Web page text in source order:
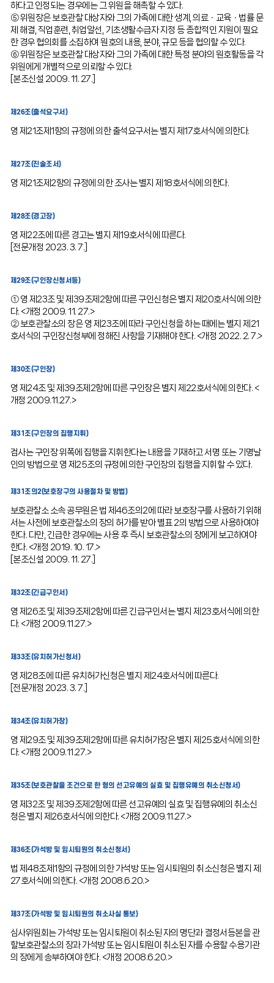
하다고 인정되는 경우에는 그 위원을 해촉할 수 있다.
⑤ 위원장은 보호관찰 대상자와 그의 가족에 대한 생계, 의료ㆍ교육ㆍ법률 문
제 해결, 직업훈련, 취업알선, 기초생활수급자 지정 등 종합적인 지원이 필요
한 경우 협의회를 소집하여 원호의 내용, 분야, 규모 등을 협의할 수 있다.
⑥ 위원장은 보호관찰 대상자와 그의 가족에 대한 특정 분야의 원호활동을 각
위원에게 개별적으로 의뢰할 수 있다.
[본조신설 2009. 11. 27.]
제26조(출석요구서)
영 제21조제1항의 규정에 의한 출석요구서는 별지 제17호서식에 의한다.
제27조(진술조서)
영 제21조제2항의 규정에 의한 조사는 별지 제18호서식에 의한다.
제28조(경고장)
영 제22조에 따른 경고는 별지 제19호서식에 따른다.
[전문개정 2023. 3. 7.]
제29조(구인장신청서등)
① 영 제23조 및 제39조제2항에 따른 구인신청은 별지 제20호서식에 의한
다. <개정 2009. 11. 27.>
② 보호관찰소의 장은 영 제23조에 따라 구인신청을 하는 때에는 별지 제21
호서식의 구인장신청부에 정해진 사항을 기재해야 한다. <개정 2022. 2. 7.>
제30조(구인장)
영 제24조 및 제39조제2항에 따른 구인장은 별지 제22호서식에 의한다. <
개정 2009.11.27.>
제31조(구인장의 집행지휘)
검사는 구인장 위쪽에 집행을 지휘한다는 내용을 기재하고 서명 또는 기명날
인의 방법으로 영 제25조의 규정에 의한 구인장의 집행을 지휘할 수 있다.
제31조의2(보호장구의 사용절차 및 방법)
보호관찰소 소속 공무원은 법 제46조의2에 따라 보호장구를 사용하기 위해
서는 사전에 보호관찰소의 장의 허가를 받아 별표 2의 방법으로 사용하여야
한다. 다만, 긴급한 경우에는 사용 후 즉시 보호관찰소의 장에게 보고하여야
한다. <개정 2019. 10. 17.>
[본조신설 2009. 11. 27.]
제32조(긴급구인서)
영 제26조 및 제39조제2항에 따른 긴급구인서는 별지 제23호서식에 의한
다. <개정 2009.11.27.>
제33조(유치허가신청서)
영 제28조에 따른 유치허가신청은 별지 제24호서식에 따른다.
[전문개정 2023. 3. 7.]
제34조(유치허가장)
영 제29조 및 제39조제2항에 따른 유치허가장은 별지 제25호서식에 의한
다. <개정 2009.11.27.>
제35조(보호관찰을 조건으로 한 형의 선고유예의 실효 및 집행유예의 취소신청서)
영 제32조 및 제39조제2항에 따른 선고유예의 실효 및 집행유예의 취소신
청은 별지 제26호서식에 의한다. <개정 2009.11.27.>
제36조(가석방 및 임시퇴원의 취소신청서)
법 제48조제1항의 규정에 의한 가석방 또는 임시퇴원의 취소신청은 별지 제
27호서식에 의한다. <개정 2008.6.20.>
제37조(가석방 및 임시퇴원의 취소사실 통보)
심사위원회는 가석방 또는 임시퇴원이 취소된 자의 명단과 결정서등본을 관
할보호관찰소의 장과 가석방 또는 임시퇴원이 취소된 자를 수용할 수용기관
의 장에게 송부하여야 한다. <개정 2008.6.20.>